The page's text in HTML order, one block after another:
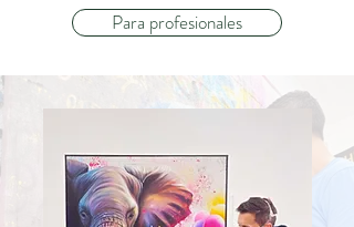
Para profesionales